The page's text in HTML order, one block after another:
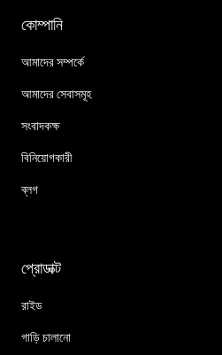
কোম্পানি
আমাদের সম্পর্কে
আমাদের সেবাসমূহ
সংবাদকক্ষ
বিনিয়োগকারী
ব্লগ
প্রোডাক্ট
রাইড
গাড়ি চালানো